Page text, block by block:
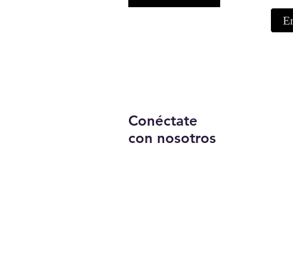
Conéctate
con nosotros